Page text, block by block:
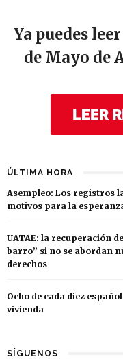
Ya puedes
de Mayo de
LEER
ÚLTIMA HORA
Asempleo: Los registros
motivos para la
UATAE: la recuperación
barro” si no se abordan
derechos
Ocho de cada diez
vivienda
SÍGUENOS